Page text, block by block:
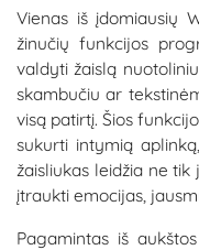
Vienas iš įdomiausių
žinučių funkcijos
valdyti žaislą
skambučiu ar
visą patirtį. Šios
sukurti intymią
žaisliukas leidžia ne
įtraukti emocijas,
Pagamintas iš